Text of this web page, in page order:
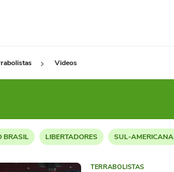
Videos
BRASIL LIBERTADORES SUL-AMERICANA
TERRABOLISTAS